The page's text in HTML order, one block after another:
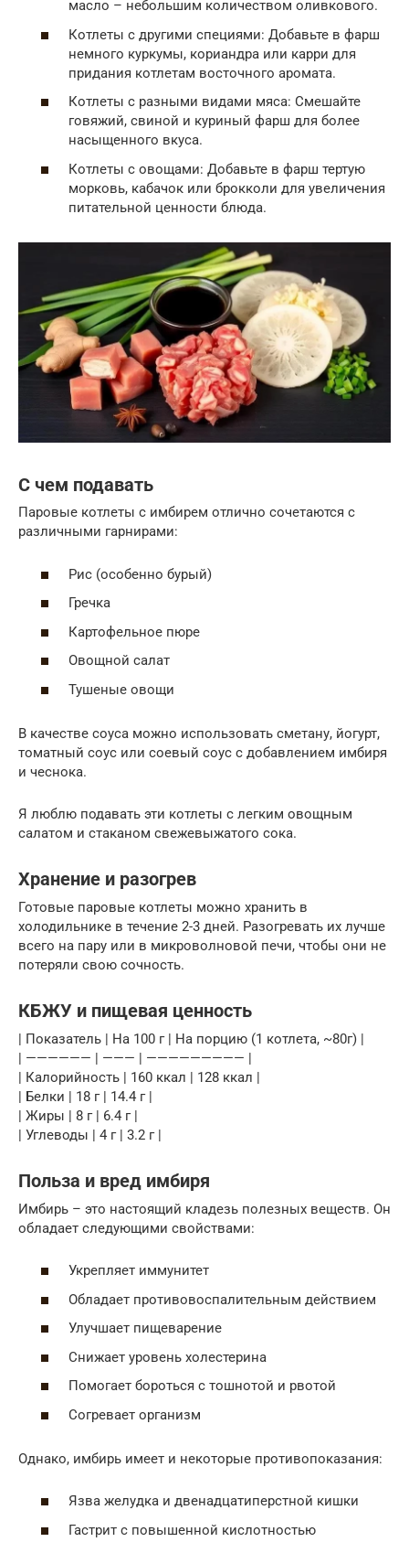
масло – небольшим количеством оливкового.
Котлеты с другими специями: Добавьте в фарш
немного куркумы, кориандра или карри для
придания котлетам восточного аромата.
Котлеты с разными видами мяса: Смешайте
говяжий, свиной и куриный фарш для более
насыщенного вкуса.
Котлеты с овощами: Добавьте в фарш тертую
морковь, кабачок или брокколи для увеличения
питательной ценности блюда.
С чем подавать
Паровые котлеты с имбирем отлично сочетаются с
различными гарнирами:
Рис (особенно бурый)
Гречка
Картофельное пюре
Овощной салат
Тушеные овощи
В качестве соуса можно использовать сметану, йогурт,
томатный соус или соевый соус с добавлением имбиря
и чеснока.
Я люблю подавать эти котлеты с легким овощным
салатом и стаканом свежевыжатого сока.
Хранение и разогрев
Готовые паровые котлеты можно хранить в
холодильнике в течение 2-3 дней. Разогревать их лучше
всего на пару или в микроволновой печи, чтобы они не
потеряли свою сочность.
КБЖУ и пищевая ценность
| Показатель | На 100 г | На порцию (1 котлета, ~80г) |
| —————— | ——— | ————————— |
| Калорийность | 160 ккал | 128 ккал |
| Белки | 18 г | 14.4 г |
| Жиры | 8 г | 6.4 г |
| Углеводы | 4 г | 3.2 г |
Польза и вред имбиря
Имбирь – это настоящий кладезь полезных веществ. Он
обладает следующими свойствами:
Укрепляет иммунитет
Обладает противовоспалительным действием
Улучшает пищеварение
Снижает уровень холестерина
Помогает бороться с тошнотой и рвотой
Согревает организм
Однако, имбирь имеет и некоторые противопоказания:
Язва желудка и двенадцатиперстной кишки
Гастрит с повышенной кислотностью